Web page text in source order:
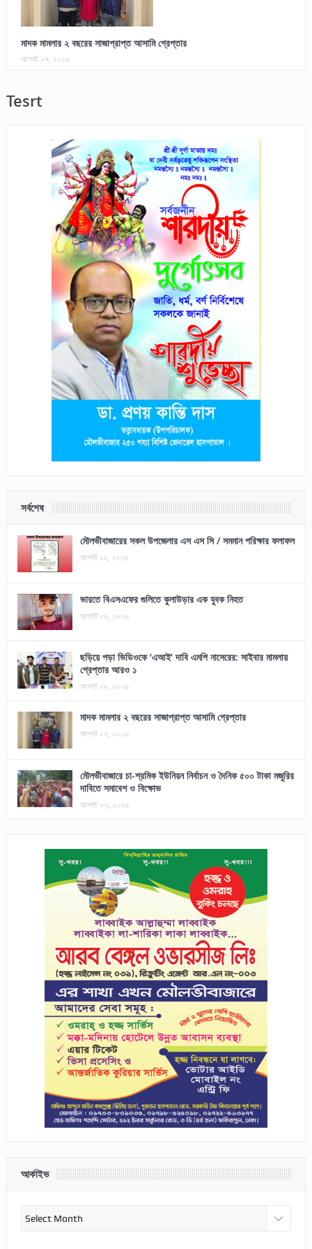
মাদক মামলার ২ বছরের সাজাপ্রাপ্ত আসামি গ্রেপ্তার
আগস্ট ০৭, ২০২৬
Tesrt
সর্বশেষ
মৌলভীবাজারের সকল উপজেলার এস এস সি / সমমান পরিক্ষার ফলাফল
আগস্ট ১০, ২০২৬
ভারতে বিএসএফের গুলিতে কুলাউড়ার এক যুবক নিহত
আগস্ট ০৯, ২০২৬
ছড়িয়ে পড়া ভিডিওকে ‘এআই’ দাবি এমপি নাসেরের: সাইবার মামলায়
গ্রেপ্তার আরও ১
আগস্ট ০৮, ২০২৬
মাদক মামলার ২ বছরের সাজাপ্রাপ্ত আসামি গ্রেপ্তার
আগস্ট ০৭, ২০২৬
মৌলভীবাজারে চা-শ্রমিক ইউনিয়ন নির্বাচন ও দৈনিক ৫০০ টাকা মজুরির
দাবিতে সমাবেশ ও বিক্ষোভ
আগস্ট ০৭, ২০২৬
আর্কাইভ
আর্কাইভ